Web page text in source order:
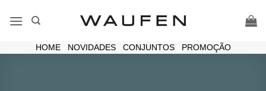
HOME| NOVIDADES| CONJUNTOS| PROMOÇÃO